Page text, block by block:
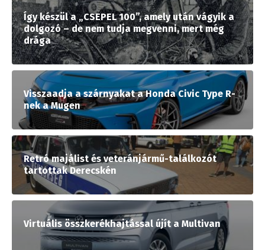
Így készül a „CSEPEL 100”, amely után vágyik a
dolgozó – de nem tudja megvenni, mert még
drága
Visszaadja a szárnyakat a Honda Civic Type R-
nek a Mugen
Retró majálist és veteránjármű-találkozót
tartottak Derecskén
Virtuális összkerékhajtással újít a Multivan